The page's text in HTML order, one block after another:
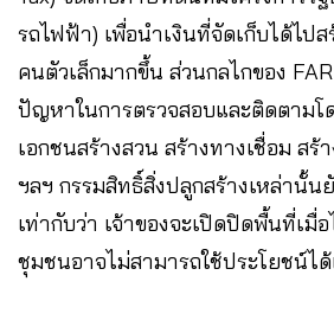
รถไฟฟ้า) เพื่อนำเงินที่จัดเก็บได้ไป
คนตัวเล็กมากขึ้น ส่วนกลไกของ
ปัญหาในการตรวจสอบและติดตามโ
เอกชนสร้างสวน สร้างทางเชื่อม สร้
ฯลฯ กรรมสิทธิ์สิ่งปลูกสร้างเหล่านั้น
เท่ากับว่า เจ้าของจะเปิดปิดพื้นที่เมื่
ชุมชนอาจไม่สามารถใช้ประโยชน์ไ